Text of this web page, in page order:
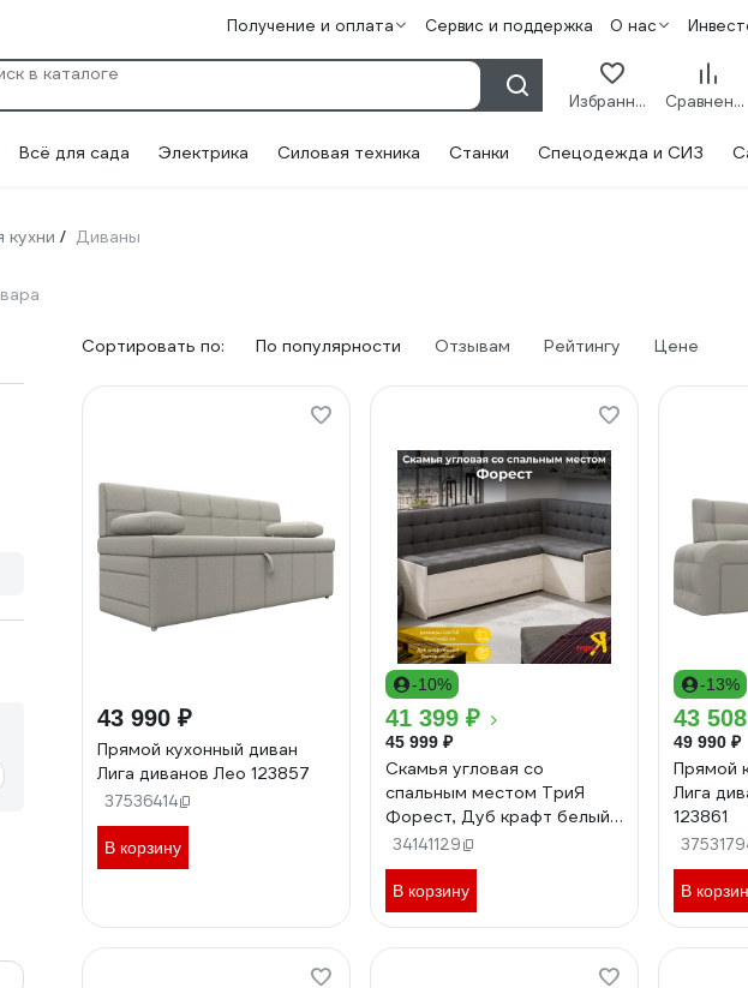
Получение и оплата Сервис и поддержка О нас
Избранное Сравнение
Всё для сада Электрика Силовая техника Станки Спецодежда и СИЗ
кухни / Диваны
Сортировать по: По популярности Отзывам Рейтингу Цене
43 990 ₽
Прямой кухонный диван
Лига диванов Лео 123857
37536414
В корзину
-10%
41 399 ₽
45 999 ₽
Скамья угловая со
спальным местом ТриЯ
Форест, Дуб крафт белый/
Велюр серый 213925
34141129
В корзину
-13%
43
49 990 ₽
Прямой
Лига
123861
В